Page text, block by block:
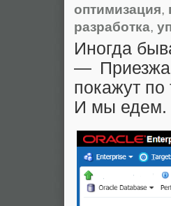
оптимизация,
разработка,
Иногда
—
покажут по
И мы едем.